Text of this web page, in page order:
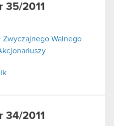
35/2011
Zwyczajnego Walnego
34/2011